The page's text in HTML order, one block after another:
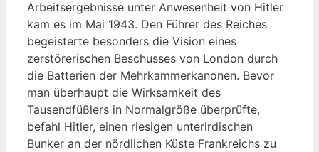
Arbeitsergebnisse unter Anwesenheit von Hitler
kam es im Mai 1943. Den Führer des Reiches
begeisterte besonders die Vision eines
zerstörerischen Beschusses von London durch
die Batterien der Mehrkammerkanonen. Bevor
man überhaupt die Wirksamkeit des
Tausendfüßlers in Normalgröße überprüfte,
befahl Hitler, einen riesigen unterirdischen
Bunker an der nördlichen Küste Frankreichs zu